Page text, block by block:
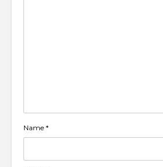
Name *